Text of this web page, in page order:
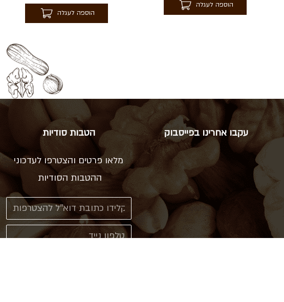
הוספה לעגלה
הוספה לעגלה
עקבו אחרינו בפייסבוק הטבות סודיות
מלאו פרטים והצטרפו לעדכוני
ההטבות הסודיות